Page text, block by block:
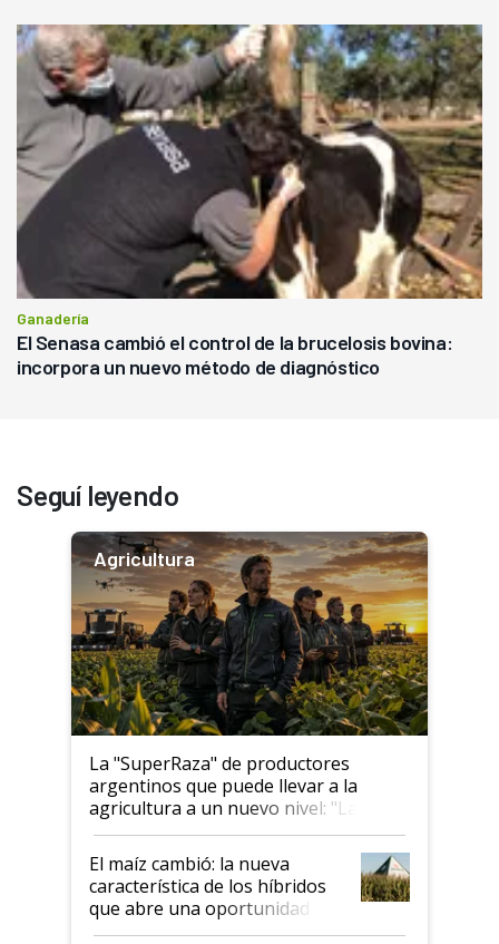
Ganadería
El Senasa cambió el control de la brucelosis bovina:
incorpora un nuevo método de diagnóstico
Seguí leyendo
Agricultura
La "SuperRaza" de productores
argentinos que puede llevar a la
agricultura a un nuevo nivel: "Las
posibilidades de crecimiento son
infinitas"
El maíz cambió: la nueva
característica de los híbridos
que abre una oportunidad en
el lote